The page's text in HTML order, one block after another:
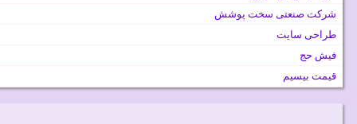
شرکت صنعتی سخت پوشش
طراحی سایت
فیش حج
قیمت بیسیم